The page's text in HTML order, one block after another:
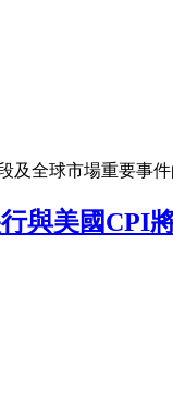
全球市場重要事
與美國CPI